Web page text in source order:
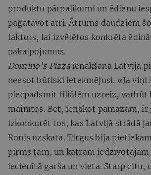
produktu pārpalikumi un ēdienu
pagatavot ātri. Ātrums daudziem
faktors, lai izvēlētos konkrēta
pakalpojumus.
Domino’s Pizzaienākšana Latvijā
neesot būtiski ietekmējusi. «Ja viņi
piecpadsmit filiālēm uzreiz, varbūt
mainītos. Bet, ienākot pamazām,
izkonkurēt tos, kas Latvijā strādā
Ronis uzskata. Tirgus bija
pirms tam, un katram iedzīvotājam
iecienītā garša un vieta. Starp citu,